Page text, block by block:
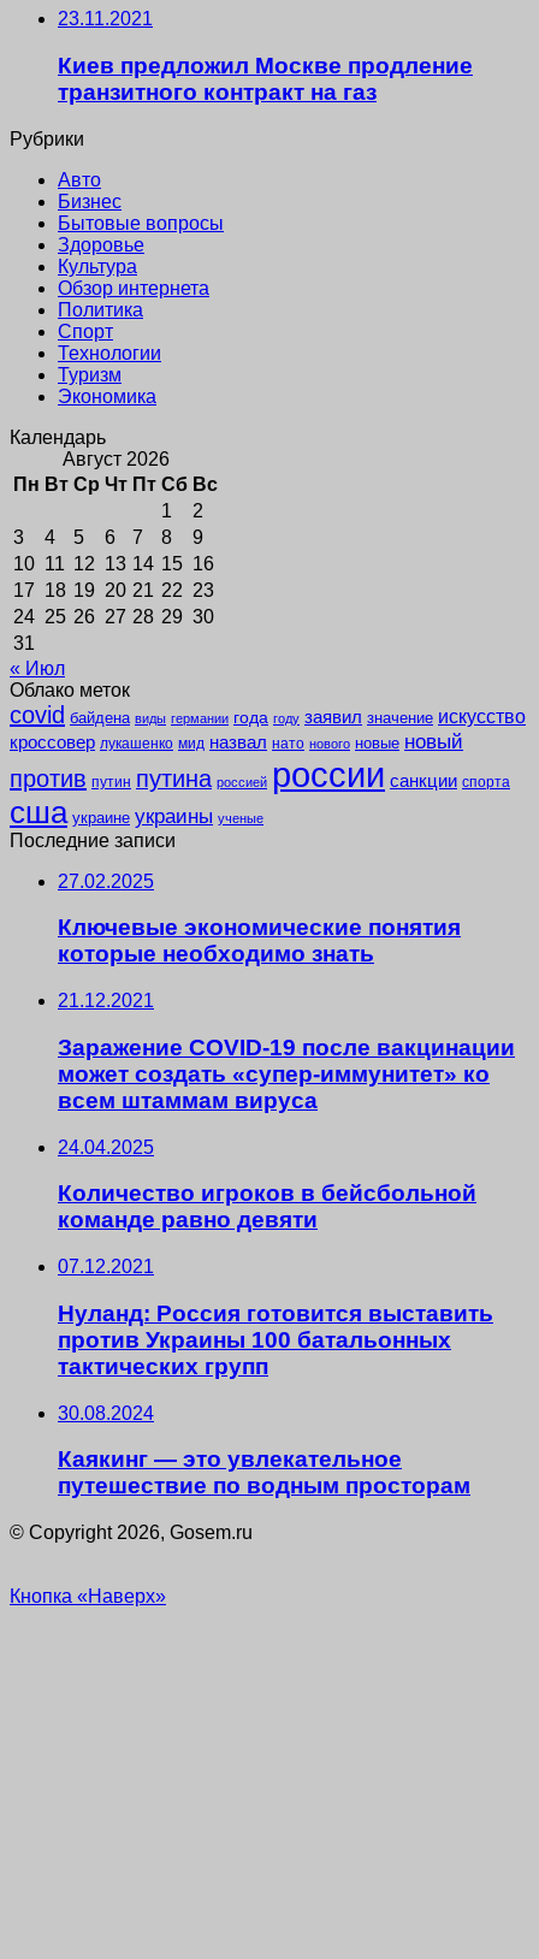
23.11.2021
Киев предложил Москве продление
транзитного контракт на газ
Рубрики
Авто
Бизнес
Бытовые вопросы
Здоровье
Культура
Обзор интернета
Политика
Спорт
Технологии
Туризм
Экономика
Календарь
Август 2026
Пн Вт Ср Чт Пт Сб Вс
1
2
3
4 5 6 7 8
9
10 11 12 13 14 15 16
17 18 19 20 21 22 23
24 25 26 27 28 29 30
31
« Июл
Облако меток
covid байдена виды германии года году заявил значение искусство
кроссовер лукашенко мид назвал нато нового новые новый
против путин путина россией россии санкции спорта
сша украине украины ученые
Последние записи
27.02.2025
Ключевые экономические понятия
которые необходимо знать
21.12.2021
Заражение COVID-19 после вакцинации
может создать «супер-иммунитет» ко
всем штаммам вируса
24.04.2025
Количество игроков в бейсбольной
команде равно девяти
07.12.2021
Нуланд: Россия готовится выставить
против Украины 100 батальонных
тактических групп
30.08.2024
Каякинг — это увлекательное
путешествие по водным просторам
© Copyright 2026, Gosem.ru
Кнопка «Наверх»